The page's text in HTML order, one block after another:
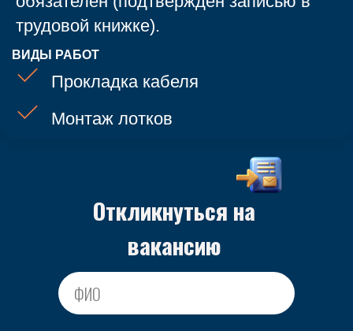
трудовой книжке).
ВИДЫ РАБОТ
Прокладка кабеля
Монтаж лотков
Откликнуться на
вакансию